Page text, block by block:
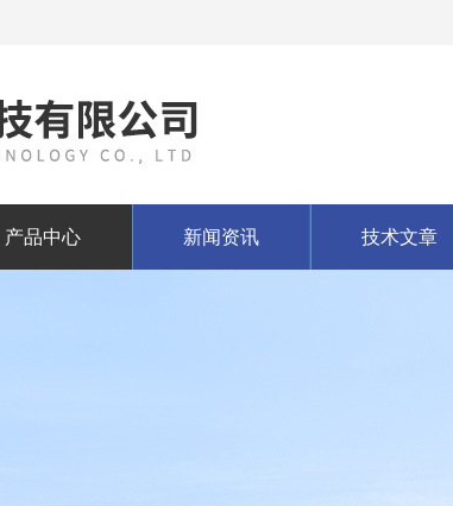
产品中心 新闻资讯 技术文章